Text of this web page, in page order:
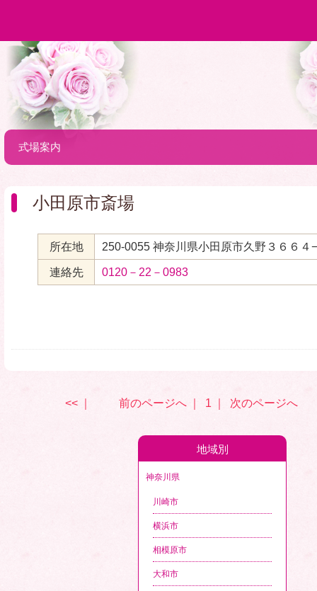
式場案内
小田原市斎場
所在地 250-0055 神奈川県小田原市久野３６６４
連絡先 0120－22－0983
<< 前のページへ 1 次のページへ
地域別
神奈川県
川崎市
横浜市
相模原市
大和市